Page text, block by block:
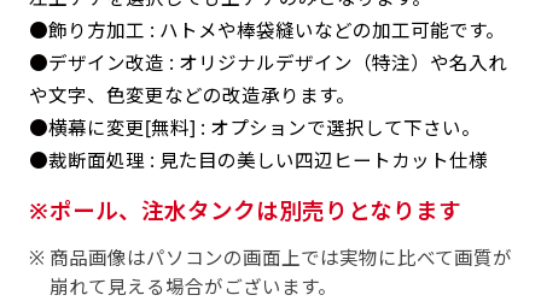
●飾り方加工 : ハトメや棒袋縫いなどの加工可能です。
●デザイン改造 : オリジナルデザイン（特注）や名入れ
や文字、色変更などの改造承ります。
●横幕に変更[無料] : オプションで選択して下さい。
●裁断面処理 : 見た目の美しい四辺ヒートカット仕様
ポール、注水タンクは別売りとなります
商品画像はパソコンの画面上では実物に比べて画質が
崩れて見える場合がございます。
デザインの色や文字等が変更いただけます。
店内用です。お客さんの歩行や陳列した商品の邪
魔になりにくいのがポイントです。ハーフ用のポ
ールが必要です。
店内用です。お客さんの歩行や陳列した商品の邪
魔になりにくいのがポイントです。ハーフ用のポ
ールが必要です。